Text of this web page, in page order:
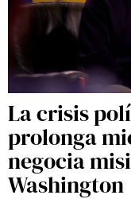
La crisis
prolonga
negocia
Washington